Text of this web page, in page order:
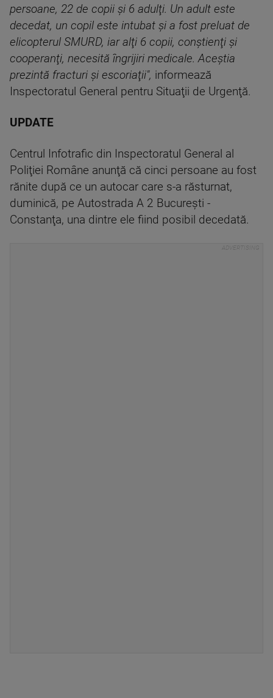
persoane, 22 de copii şi 6 adulţi. Un adult este
decedat, un copil este intubat şi a fost preluat de
elicopterul SMURD, iar alţi 6 copii, conştienţi şi
cooperanţi, necesită îngrijiri medicale. Aceştia
prezintă fracturi şi escoriaţii", informează
Inspectoratul General pentru Situaţii de Urgenţă.
UPDATE
Centrul Infotrafic din Inspectoratul General al
Poliţiei Române anunţă că cinci persoane au fost
rănite după ce un autocar care s-a răsturnat,
duminică, pe Autostrada A 2 Bucureşti -
Constanţa, una dintre ele fiind posibil decedată.